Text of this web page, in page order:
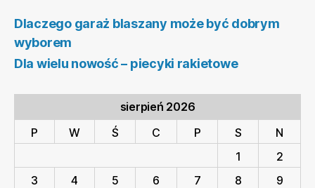
Dlaczego garaż blaszany może być dobrym
wyborem
Dla wielu nowość – piecyki rakietowe
sierpień 2026
P
W Ś C P S
N
1
2
3
4 5 6 7 8
9